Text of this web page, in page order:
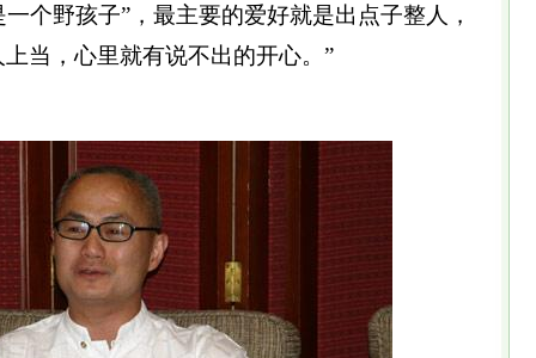
个野孩子”，最主要的爱好就是出点子整人，
当，心里就有说不出的开心。”